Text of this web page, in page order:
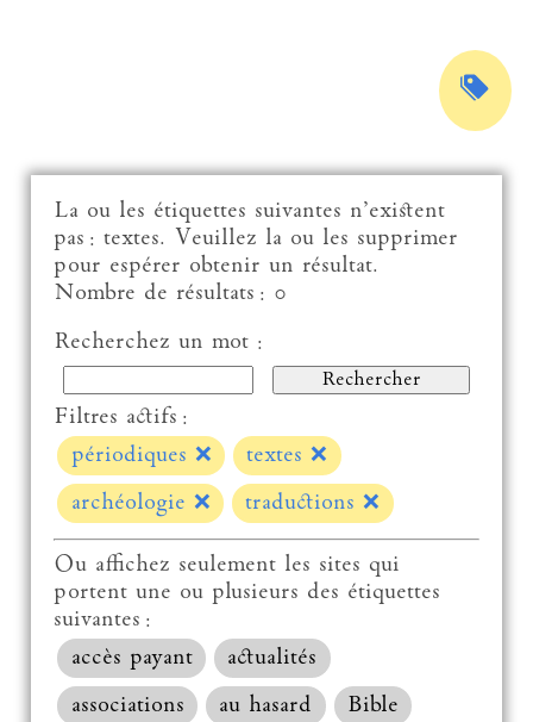
La ou les étiquettes suivantes n’existent
pas : textes. Veuillez la ou les supprimer
pour espérer obtenir un résultat.
Nombre de résultats : 0
Recherchez un mot :
Filtres actifs :
périodiques ❌ textes❌
archéologie ❌ traductions❌
Ou affichez seulement les sites qui
portent une ou plusieurs des étiquettes
suivantes :
accès payant
actualités
associations
au hasard
Bible